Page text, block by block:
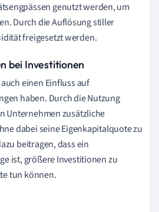
genutzt werden, um
Durch die Auflösung stiller
freigesetzt werden.
bei Investitionen
einen Einfluss auf
haben. Durch die Nutzung
Unternehmen zusätzliche
dabei seine Eigenkapitalquote zu
beitragen, dass ein
ist, größere Investitionen zu
tun können.